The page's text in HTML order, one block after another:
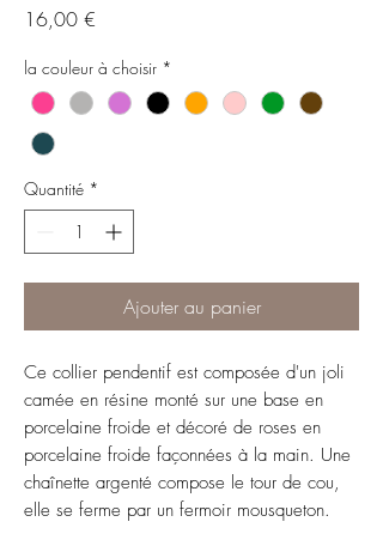
16,00 €
la couleur à choisir *
Quantité *
Ajouter au panier
Ce collier pendentif est composée d'un joli
camée en résine monté sur une base en
porcelaine froide et décoré de roses en
porcelaine froide façonnées à la main. Une
chaînette argenté compose le tour de cou,
elle se ferme par un fermoir mousqueton.